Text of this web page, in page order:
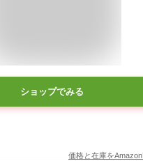
ショップでみる
価格と在庫をAmazon